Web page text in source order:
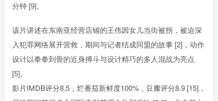
分钟 [9]。
该片讲述在东南亚经营店铺的王伟因女儿当街被拐，被迫深
入犯罪网络展开营救，期间与记者结成同盟的故事 [2]，动作
设计以拳拳到骨的近身搏斗与设计精巧的多人混战为亮点
[5]。
影片IMDB评分8.5，烂番茄新鲜度100%，豆瓣评分8.9 [15]，